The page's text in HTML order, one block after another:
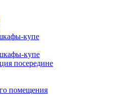
купе
купе
посередине
помещения